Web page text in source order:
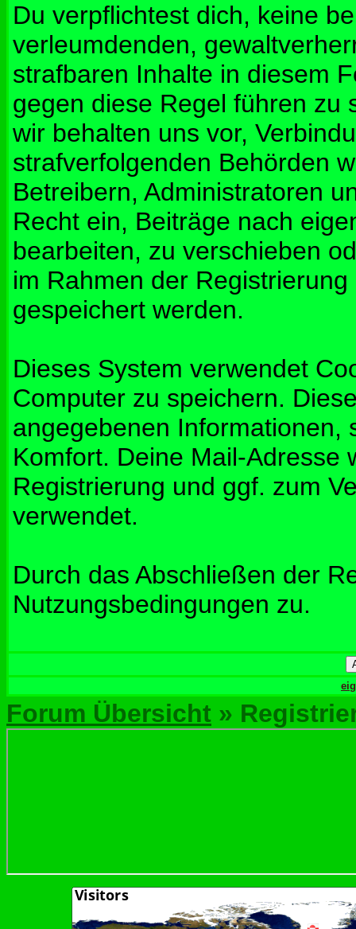
Du verpflichtest dich, keine
verleumdenden,
strafbaren Inhalte in diesem
gegen diese Regel führen zu
wir behalten uns vor,
strafverfolgenden Behörden
Betreibern, Administratoren
Recht ein, Beiträge nach
bearbeiten, zu verschieben
im Rahmen der
gespeichert werden.
Dieses System verwendet
Computer zu speichern.
angegebenen Informationen,
Komfort. Deine Mail-Adresse
Registrierung und ggf. zum
verwendet.
Durch das Abschließen der
Nutzungsbedingungen zu.
Forum Übersicht »